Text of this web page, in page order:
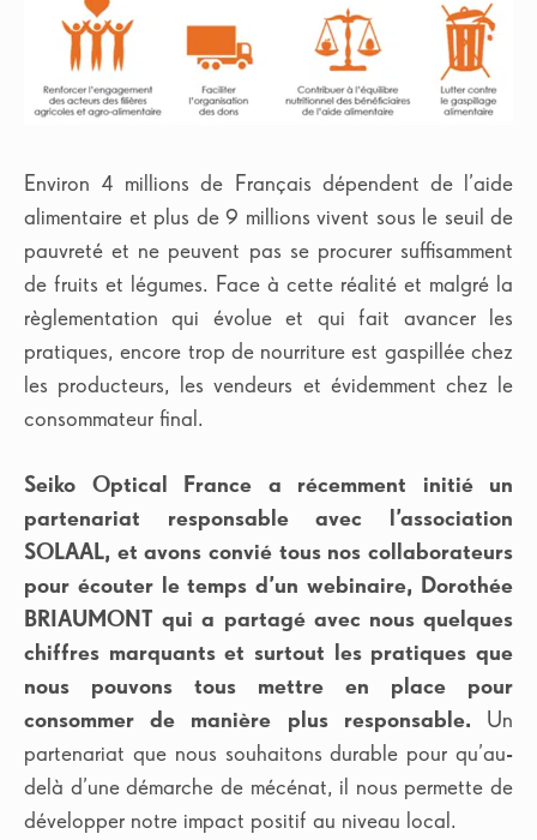
Environ 4 millions de Français dépendent de l’aide
alimentaire et plus de 9 millions vivent sous le seuil de
pauvreté et ne peuvent pas se procurer suffisamment
de fruits et légumes. Face à cette réalité et malgré la
règlementation qui évolue et qui fait avancer les
pratiques, encore trop de nourriture est gaspillée chez
les producteurs, les vendeurs et évidemment chez le
consommateur final.
Seiko Optical France a récemment initié un
partenariat responsable avec l’association
SOLAAL, et avons convié tous nos collaborateurs
pour écouter le temps d’un webinaire, Dorothée
BRIAUMONT qui a partagé avec nous quelques
chiffres marquants et surtout les pratiques que
nous pouvons tous mettre en place pour
consommer de manière plus responsable. Un
partenariat que nous souhaitons durable pour qu’au-
delà d’une démarche de mécénat, il nous permette de
développer notre impact positif au niveau local.